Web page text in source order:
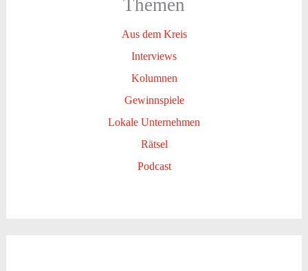
Themen
Aus dem Kreis
Interviews
Kolumnen
Gewinnspiele
Lokale Unternehmen
Rätsel
Podcast